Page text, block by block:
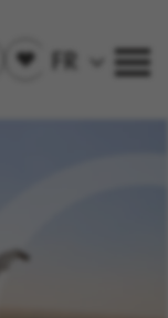
un emploi
aux
Offre(s)
sauvegardée(s)
FR